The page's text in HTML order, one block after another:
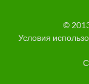
©
Условия